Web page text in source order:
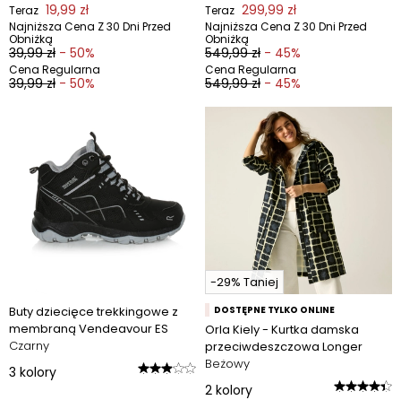
Teraz 19,99 zł
Najniższa Cena Z 30 Dni Przed
Obniżką
39,99 zł - 50%
Cena Regularna
39,99 zł - 50%
Teraz 299,99 zł
Najniższa Cena Z 30 Dni Przed
Obniżką
549,99 zł - 45%
Cena Regularna
549,99 zł - 45%
Buty dziecięce trekkingowe z
membraną Vendeavour ES
Czarny
3 kolory
-29% Taniej
DOSTĘPNE TYLKO ONLINE
Orla Kiely - Kurtka damska
przeciwdeszczowa Longer
Beżowy
2 kolory